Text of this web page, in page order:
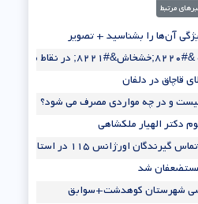
مرتبط
آن‌ها را بشناسید + تصویر
العبور
قاچاق در دلفان
و در چه مواردی مصرف می شود؟
دکتر الهیار ملکشاهی
اورژانس ۱۱۵ در استان لرستان
مستضعفان شد
شهرستان کوهدشت+سوابق